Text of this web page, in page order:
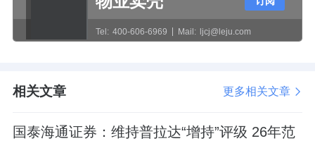
预计，随着季节因素、国外市场因
素等影响，今年四季度煤炭价格仍将维持高位
煤炭价格在未来出现持续上涨的情况，将对公
司的经营业绩产生不利影响。
Tel: 400-606-6969 Mail: ljcj@leju.com
相关文章 更多相关文章
国泰海通证券：维持普拉达“增持”评级 26年范